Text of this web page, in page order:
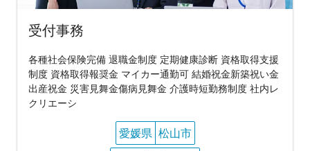
受付事務
各種社会保険完備 退職金制度 定期健康診断 資格取得支援
制度 資格取得報奨金 マイカー通勤可 結婚祝金新築祝い金
出産祝金 災害見舞金傷病見舞金 介護時短勤務制度 社内レ
クリエーシ
愛媛県 松山市